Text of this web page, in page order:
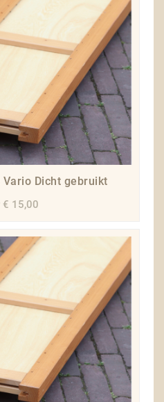
Dicht gebruikt
€ 15,00